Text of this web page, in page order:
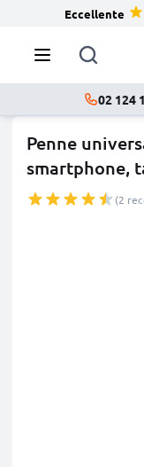
Eccellente
02 124
Penne
smartphone,
(2